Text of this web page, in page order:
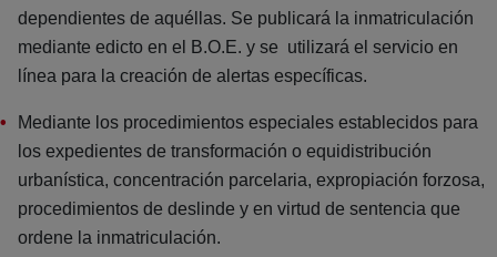
dependientes de aquéllas. Se publicará la inmatriculación
mediante edicto en el B.O.E. y se utilizará el servicio en
línea para la creación de alertas específicas.
Mediante los procedimientos especiales establecidos para
los expedientes de transformación o equidistribución
urbanística, concentración parcelaria, expropiación forzosa,
procedimientos de deslinde y en virtud de sentencia que
ordene la inmatriculación.